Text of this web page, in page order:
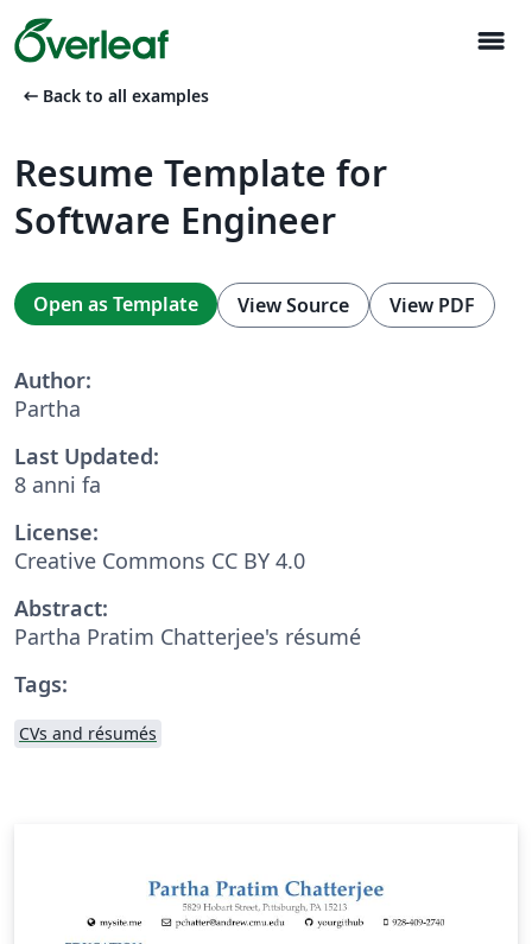
menu
arrow_left_alt Back to all examples
Resume Template for
Software Engineer
Open as Template View Source View PDF
Author:
Partha
Last Updated:
8 anni fa
License:
Creative Commons CC BY 4.0
Abstract:
Partha Pratim Chatterjee's résumé
Tags:
CVs and résumés